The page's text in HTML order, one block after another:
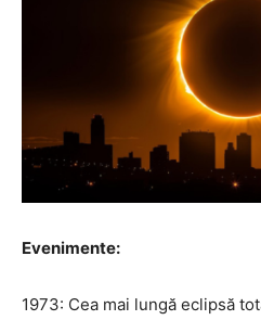
Evenimente:
1973: Cea mai lungă eclipsă